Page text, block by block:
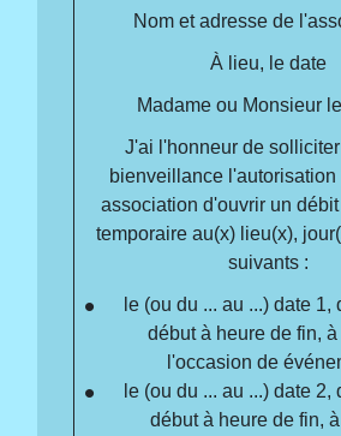
Nom et adresse de
À lieu, ledate
Madame ou Monsieur
J'ai l'honneur de
bienveillance l'autorisation
association d'ouvrir un
temporaire au(x) lieu(x),
suivants :
le (ou du ... au ...) date 1,
débutà heure de fin, à
l'occasion de
le (ou du ... au ...) date 2,
débutà heure de fin, à